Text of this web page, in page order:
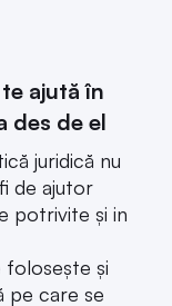
ajută în
des de el
juridică nu
de ajutor
potrivite și in
folosește și
pe care se